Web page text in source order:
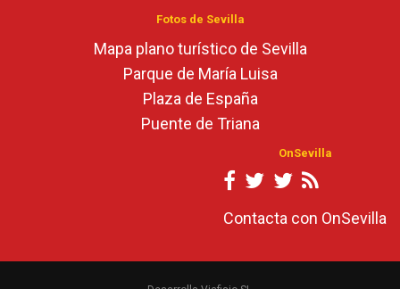
Fotos de Sevilla
Mapa plano turístico de Sevilla
Parque de María Luisa
Plaza de España
Puente de Triana
OnSevilla
Contacta con OnSevilla